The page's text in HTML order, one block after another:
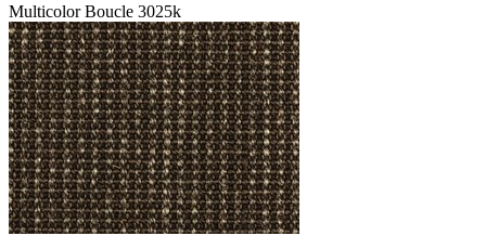
Multicolor Boucle 3025k